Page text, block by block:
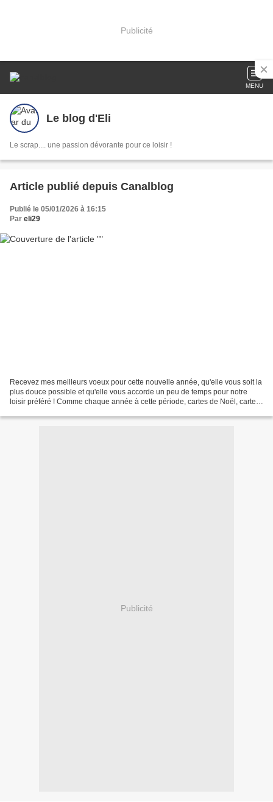
Publicité
MENU
Le blog d'Eli
Le scrap.... une passion dévorante pour ce loisir !
Article publié depuis Canalblog
Publié le 05/01/2026 à 16:15
Par eli29
Recevez mes meilleurs voeux pour cette nouvelle année, qu'elle vous soit la
plus douce possible et qu'elle vous accorde un peu de temps pour notre
loisir préféré ! Comme chaque année à cette période, cartes de Noël, cartes
Publicité